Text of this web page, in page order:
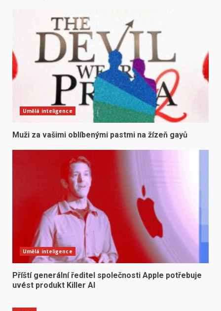
Umělá inteligence
Muži za vašimi oblíbenými pastmi na žízeň gayů
Umělá inteligence
Příští generální ředitel společnosti Apple potřebuje
uvést produkt Killer AI